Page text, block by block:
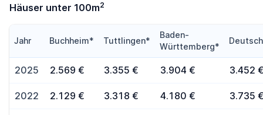
Häuser unter 100m2
Jahr Buchheim* Tuttlingen*
Baden-
Württemberg*
2025 2.569 € 3.355 € 3.904 € 3.452
2022 2.129 € 3.318 € 4.180 € 3.735